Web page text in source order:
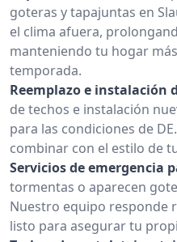
goteras y tapajuntas en
el clima afuera,
manteniendo tu hogar
temporada.
Reemplazo e instalación
de techos e instalación
para las condiciones de
combinar con el estilo de
Servicios de emergencia
tormentas o aparecen
Nuestro equipo responde
listo para asegurar tu